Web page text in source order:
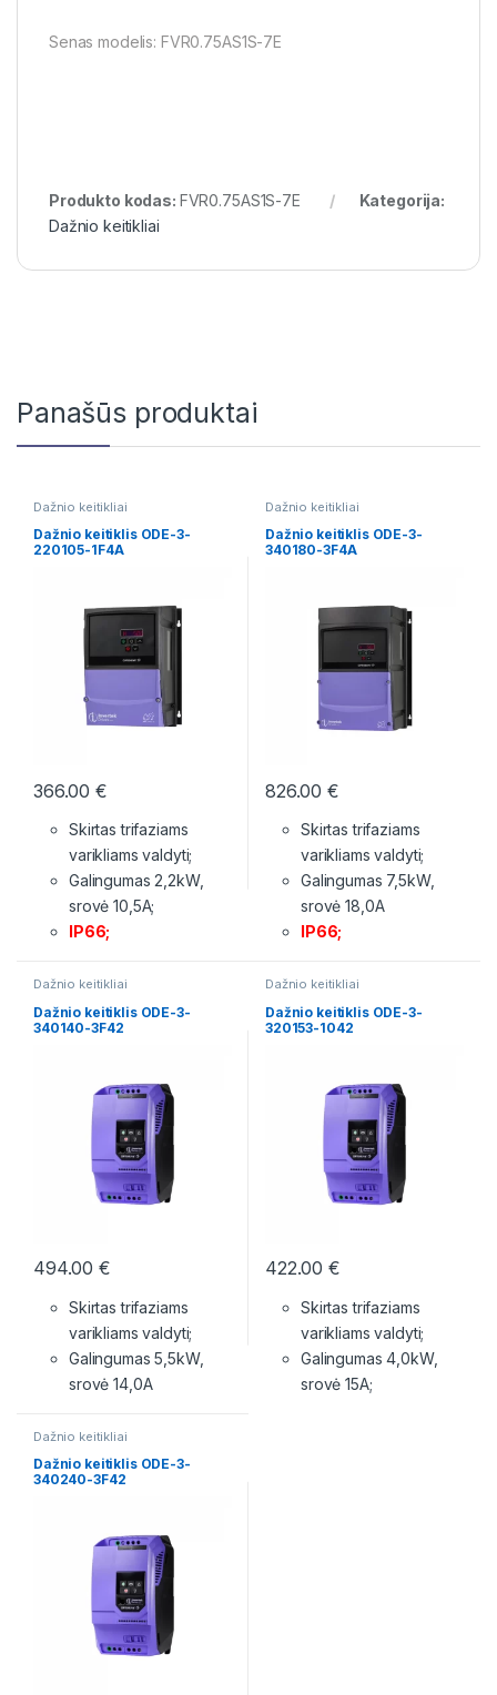
Senas modelis: FVR0.75AS1S-7E
Produkto kodas: FVR0.75AS1S-7E
Kategorija:
Dažnio keitikliai
Panašūs produktai
Dažnio keitikliai
Dažnio keitiklis ODE-3-
220105-1F4A
366.00€
Skirtas trifaziams
varikliams valdyti;
Galingumas 2,2kW,
srovė 10,5A;
IP66;
Dažnio keitikliai
Dažnio keitiklis ODE-3-
340180-3F4A
826.00€
Skirtas trifaziams
varikliams valdyti;
Galingumas 7,5kW,
srovė 18,0A
IP66;
Dažnio keitikliai
Dažnio keitiklis ODE-3-
340140-3F42
494.00€
Skirtas trifaziams
varikliams valdyti;
Galingumas 5,5kW,
srovė 14,0A
Dažnio keitikliai
Dažnio keitiklis ODE-3-
320153-1042
422.00€
Skirtas trifaziams
varikliams valdyti;
Galingumas 4,0kW,
srovė 15A;
Dažnio keitikliai
Dažnio keitiklis ODE-3-
340240-3F42